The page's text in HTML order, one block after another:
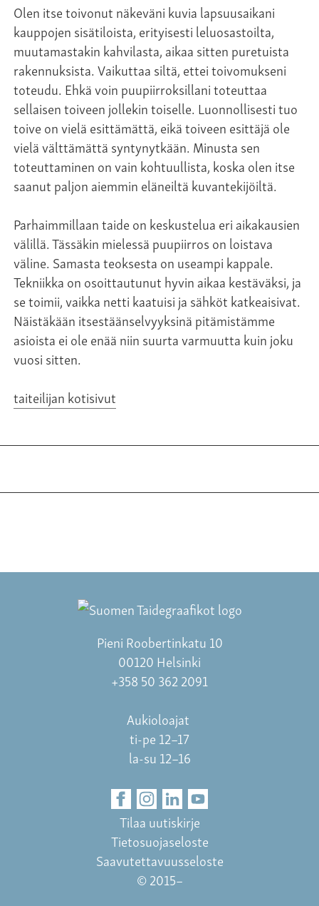
Olen itse toivonut näkeväni kuvia lapsuusaikani
kauppojen sisätiloista, erityisesti leluosastoilta,
muutamastakin kahvilasta, aikaa sitten puretuista
rakennuksista. Vaikuttaa siltä, ettei toivomukseni
toteudu. Ehkä voin puupiirroksillani toteuttaa
sellaisen toiveen jollekin toiselle. Luonnollisesti tuo
toive on vielä esittämättä, eikä toiveen esittäjä ole
vielä välttämättä syntynytkään. Minusta sen
toteuttaminen on vain kohtuullista, koska olen itse
saanut paljon aiemmin eläneiltä kuvantekijöiltä.
Parhaimmillaan taide on keskustelua eri aikakausien
välillä. Tässäkin mielessä puupiirros on loistava
väline. Samasta teoksesta on useampi kappale.
Tekniikka on osoittautunut hyvin aikaa kestäväksi, ja
se toimii, vaikka netti kaatuisi ja sähköt katkeaisivat.
Näistäkään itsestäänselvyyksinä pitämistämme
asioista ei ole enää niin suurta varmuutta kuin joku
vuosi sitten.
taiteilijan kotisivut
Pieni Roobertinkatu 10
00120 Helsinki
+358 50 362 2091
Aukioloajat
ti-pe 12–17
la-su 12–16
Tilaa uutiskirje
Tietosuojaseloste
Saavutettavuusseloste
© 2015–